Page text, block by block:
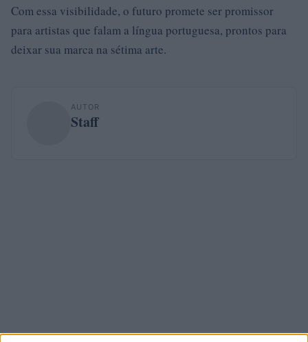
Com essa visibilidade, o futuro promete ser promissor
para artistas que falam a língua portuguesa, prontos para
deixar sua marca na sétima arte.
AUTOR
Staff